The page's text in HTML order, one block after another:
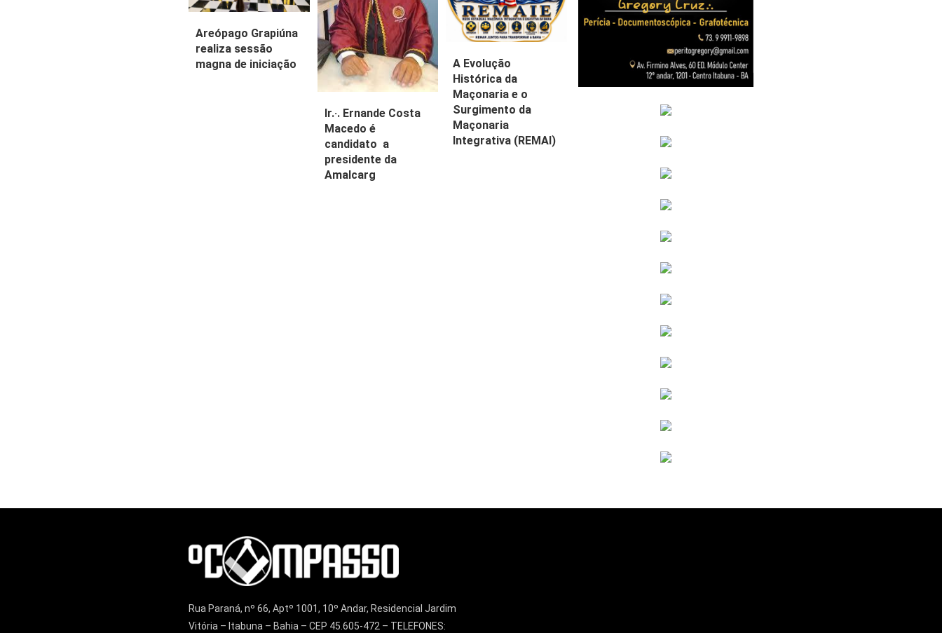
Areópago Grapiúna
realiza sessão
magna de iniciação
Ir.·. Ernande Costa
Macedo é
candidato a
presidente da
Amalcarg
A Evolução
Histórica da
Maçonaria e o
Surgimento da
Maçonaria
Integrativa (REMAI)
Rua Paraná, nº 66, Aptº 1001, 10º Andar, Residencial Jardim
Vitória – Itabuna – Bahia – CEP 45.605-472 – TELEFONES: